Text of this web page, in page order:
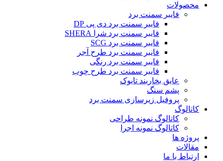
محصولات
فایبر سمنت برد
فایبر سمنت برد دی پی DP
فایبر سمنت برد شرا SHERA
فایبر سمنت برد SCG
فایبر سمنت برد طرح آجر
فایبر سمنت برد رنگی
فایبر سمنت برد طرح چوب
عایق بخاربند تایوک
پشم سنگ
پروفیل زیرسازی سمنت برد
کاتالوگ
کاتالوگ نمونه طراحی
کاتالوگ نمونه اجرا
پروژه ها
مقالات
ارتباط با ما